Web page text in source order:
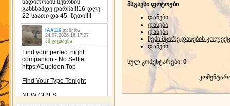
მსგავსი ფოტოები
დანები
დანები
დანები
ჩემი მცირე დანების
დანები
სულ კომენტარები: 0